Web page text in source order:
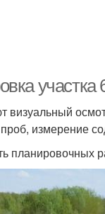
измерение
планировочных